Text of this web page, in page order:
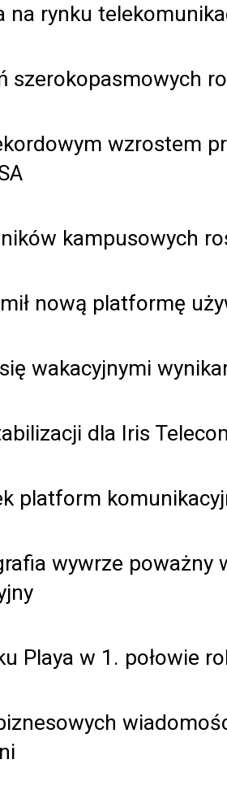
na rynku
szerokopasmowych
wzrostem
kampusowych
nową platformę
wakacyjnymi
dla Iris
platform
wywrze poważny
Playa w 1. połowie